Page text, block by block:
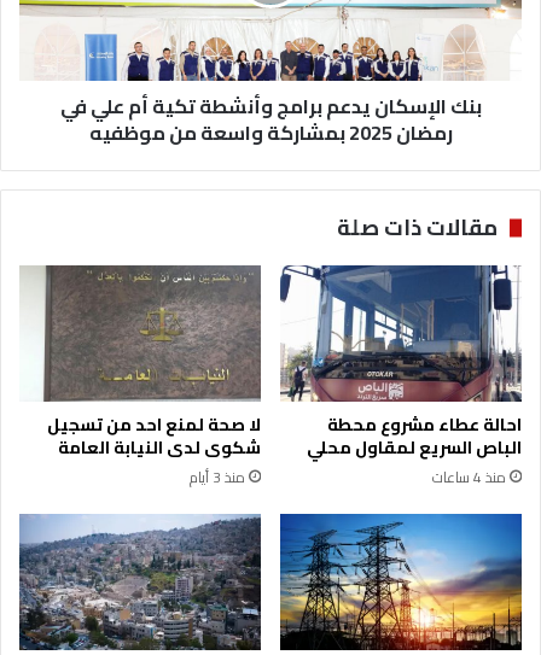
أم
رمضان
واسعة
موظفيه
بنك الإسكان يدعم برامج وأنشطة تكية أم علي في
رمضان 2025 بمشاركة واسعة من موظفيه
مقالات ذات صلة
احالة عطاء مشروع محطة
الباص السريع لمقاول محلي
منذ 4 ساعات
لا صحة لمنع احد من تسجيل
شكوى لدى النيابة العامة
منذ 3 أيام